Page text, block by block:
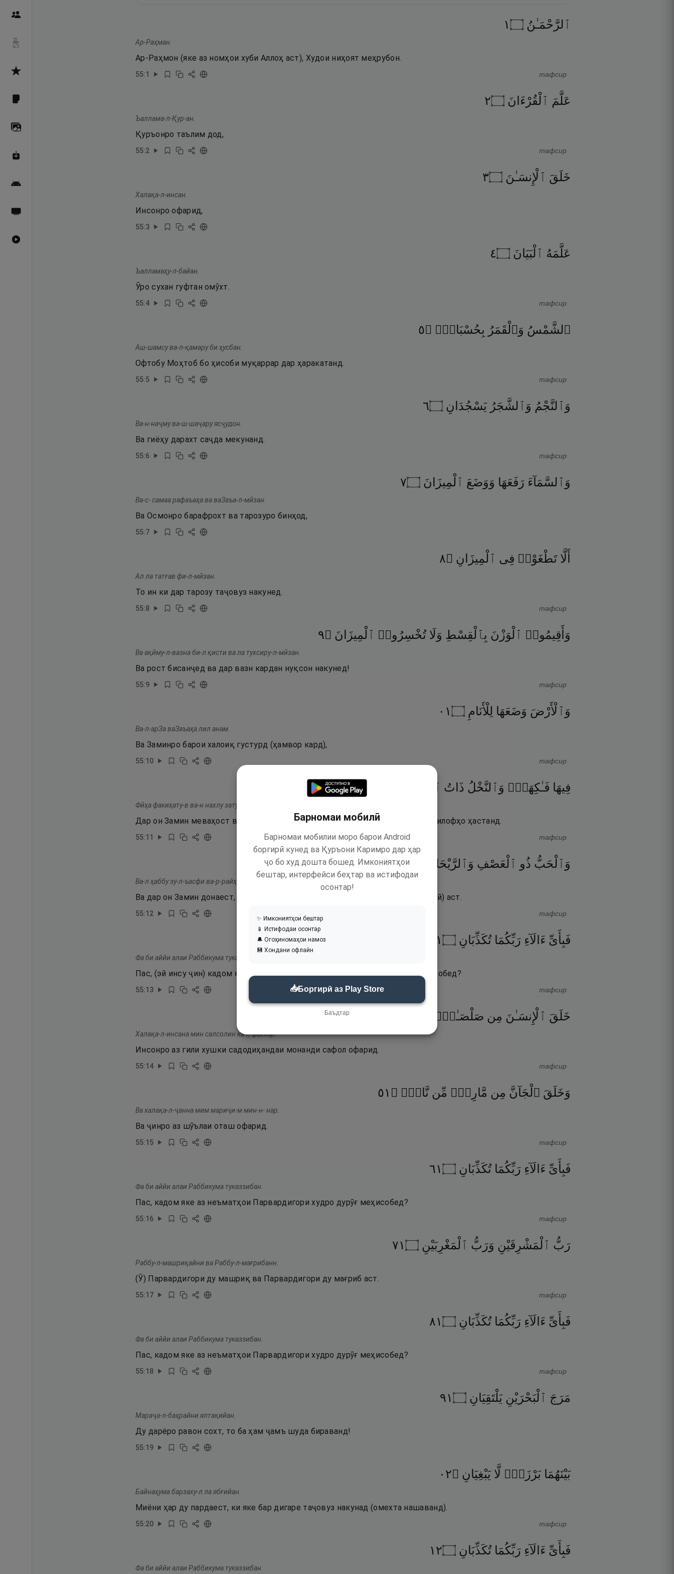
ٱلرَّحْمَـٰنُ ۝١
Ар-Раҳман.
Ар-Раҳмон (яке аз номҳои хуби Аллоҳ аст), Худои ниҳоят меҳрубон.
55:1 тафсир
عَلَّمَ ٱلْقُرْءَانَ ۝٢
Ъаллама-л-Қур-ан.
Қуръонро таълим дод,
55:2 тафсир
خَلَقَ ٱلْإِنسَـٰنَ ۝٣
Халақа-л-инсан.
Инсонро офарид,
55:3
عَلَّمَهُ ٱلْبَيَانَ ۝٤
Ъалламаҳу-л-байан.
Ӯро сухан гуфтан омӯхт.
55:4 тафсир
ٱلشَّمْسُ وَٱلْقَمَرُ بِحُسْبَانٍۢ ۝٥
Аш-шамсу ва-л-қамару би ҳусбан.
Офтобу Моҳтоб бо ҳисоби муқаррар дар ҳаракатанд.
55:5 тафсир
وَٱلنَّجْمُ وَٱلشَّجَرُ يَسْجُدَانِ ۝٦
Ва-н-наҷму ва-ш-шаҷару ясҷудон.
Ва гиёҳу дарахт саҷда мекунанд.
55:6 тафсир
وَٱلسَّمَآءَ رَفَعَهَا وَوَضَعَ ٱلْمِيزَانَ ۝٧
Ва-с- самаа рафаъаҳа ва ваЗаъа-л-мӣзан.
Ва Осмонро барафрохт ва тарозуро бинҳод,
55:7
أَلَّا تَطْغَوْا۟ فِى ٱلْمِيزَانِ ۝٨
Ал ла татғав фи-л-мӣзан.
То ин ки дар тарозу таҷовуз накунед.
55:8 тафсир
وَأَقِيمُوا۟ ٱلْوَزْنَ بِٱلْقِسْطِ وَلَا تُخْسِرُوا۟ ٱلْمِيزَانَ ۝٩
Ва ақӣму-л-вазна би-л қисти ва ла тухсиру-л-мӣзан.
Ва рост бисанҷед ва дар вазн кардан нуқсон накунед!
55:9 тафсир
وَٱلْأَرْضَ وَضَعَهَا لِلْأَنَامِ ۝١٠
Ва-л-арЗа ваЗаъаҳа лил анам.
Ва Заминро барои халоиқ густурд (ҳамвор кард),
55:10 тафсир
فِيهَا فَـٰكِهَةٌۭ وَٱلنَّخْلُ ذَاتُ ٱلْأَكْمَامِ
Фӣҳа факиҳату-в ва-н нахлу зату-л-акмам.
Дар он Замин меваҳост ва дарахтони хурмост, ки соҳибони шуқуфаҳои бо ғилофҳо ҳастанд.
55:11 тафсир
وَٱلْحَبُّ ذُو ٱلْعَصْفِ وَٱلرَّيْحَانُ ١٢
Ва-л ҳаббу зу-л-ъасфи ва-р-райҳан.
Ва дар он Замин донаест, ки меруяд соҳиби барг аст ва райҳон (гиёҳи хушбӯй) аст.
55:12 тафсир
فَبِأَىِّ ءَالَآءِ رَبِّكُمَا تُكَذِّبَانِ ۝١٣
Фа би аййи алаи Раббикума туказзибан.
Пас, (эй инсу ҷин) кадом яке аз неъматҳои Парвардигори худро дурӯғ меҳисобед?
55:13 тафсир
خَلَقَ ٱلْإِنسَـٰنَ مِن صَلْصَـٰلٍۢ
Халақа-л-инсана мин салсолин ка-л фаххар.
Инсонро аз гили хушки садодиҳандаи монанди сафол офарид.
55:14 тафсир
وَخَلَقَ ٱلْجَآنَّ مِن مَّارِجٍۢ مِّن نَّارٍۢ ۝ ١٥
Ва халақа-л-ҷанна мим мариҷи-м мин-н- нар.
Ва ҷинро аз шӯълаи оташ офарид.
55:15 тафсир
فَبِأَىِّ ءَالَآءِ رَبِّكُمَا تُكَذِّبَانِ ۝١٦
Фа би аййи алаи Раббикума туказзибан.
Пас, кадом яке аз неъматҳои Парвардигори худро дурӯғ меҳисобед?
55:16 тафсир
رَبُّ ٱلْمَشْرِقَيْنِ وَرَبُّ ٱلْمَغْرِبَيْنِ ۝١٧
Раббу-л-машриқайни ва Раббу-л-мағрибанн.
(Ӯ) Парвардигори ду машриқ ва Парвардигори ду мағриб аст.
55:17 тафсир
فَبِأَىِّ ءَالَآءِ رَبِّكُمَا تُكَذِّبَانِ ۝١٨
Фа би аййи алаи Раббикума туказзибан.
Пас, кадом яке аз неъматҳои Парвардигори худро дурӯғ меҳисобед?
55:18 тафсир
مَرَجَ ٱلْبَحْرَيْنِ يَلْتَقِيَانِ ۝١٩
Мараҷа-л-баҳрайни ялтақийан.
Ду дарёро равон сохт, то ба ҳам ҷамъ шуда бираванд!
55:19
بَيْنَهُمَا بَرْزَخٌۭ لَّا يَبْغِيَانِ ۝٢٠
Байнаҳума барзаху-л ла ябғийан.
Миёни ҳар ду пардаест, ки яке бар дигаре таҷовуз накунад (омехта нашаванд).
55:20 тафсир
فَبِأَىِّ ءَالَآءِ رَبِّكُمَا تُكَذِّبَانِ ۝٢١
Фа би аййи алаи Раббикума туказзибан.
Барномаи мобилӣ
Барномаи мобилии моро барои Android
боргирӣ кунед ва Қуръони Каримро дар ҳар
ҷо бо худ дошта бошед. Имкониятҳои
бештар, интерфейси беҳтар ва истифодаи
осонтар!
✨ Имкониятҳои бештар
📱 Истифодаи осонтар
🔔 Огоҳиномаҳои намоз
💾 Хондани офлайн
📥Боргирӣ аз Play Store
Баъдтар